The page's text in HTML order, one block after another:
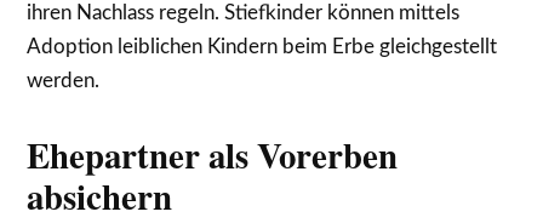
ihren Nachlass regeln. Stiefkinder können mittels
Adoption leiblichen Kindern beim Erbe gleichgestellt
werden.
Ehepartner als Vorerben
absichern